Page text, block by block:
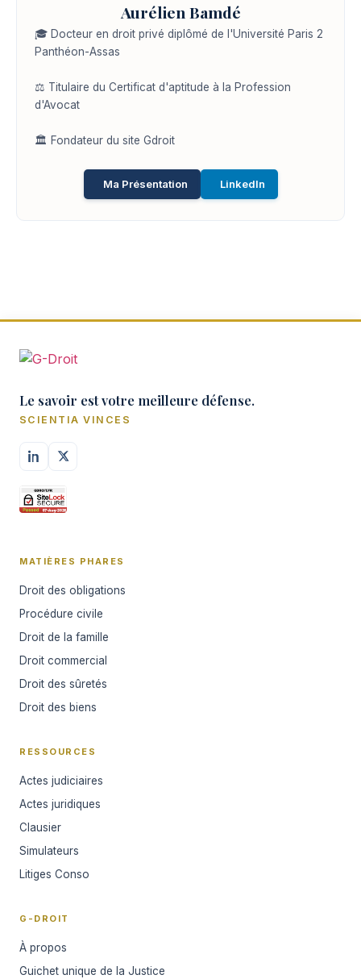
Aurélien Bamdé
🎓 Docteur en droit privé diplômé de l'Université Paris 2
Panthéon-Assas
⚖️ Titulaire du Certificat d'aptitude à la Profession
d'Avocat
🏛️ Fondateur du site Gdroit
Ma Présentation LinkedIn
Le savoir est votre meilleure défense.
SCIENTIA VINCES
MATIÈRES PHARES
Droit des obligations
Procédure civile
Droit de la famille
Droit commercial
Droit des sûretés
Droit des biens
RESSOURCES
Actes judiciaires
Actes juridiques
Clausier
Simulateurs
Litiges Conso
G-DROIT
À propos
Guichet unique de la Justice